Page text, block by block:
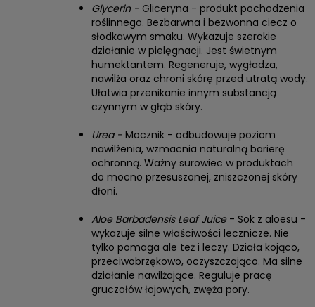
Glycerin - Gliceryna - produkt pochodzenia
roślinnego. Bezbarwna i bezwonna ciecz o
słodkawym smaku. Wykazuje szerokie
działanie w pielęgnacji. Jest świetnym
humektantem. Regeneruje, wygładza,
nawilża oraz chroni skórę przed utratą wody.
Ułatwia przenikanie innym substancją
czynnym w głąb skóry.
Urea - Mocznik - odbudowuje poziom
nawilżenia, wzmacnia naturalną barierę
ochronną. Ważny surowiec w produktach
do mocno przesuszonej, zniszczonej skóry
dłoni.
Aloe Barbadensis Leaf Juice - Sok z aloesu -
wykazuje silne właściwości lecznicze. Nie
tylko pomaga ale też i leczy. Działa kojąco,
przeciwobrzękowo, oczyszczająco. Ma silne
działanie nawilżające. Reguluje pracę
gruczołów łojowych, zwęża pory.